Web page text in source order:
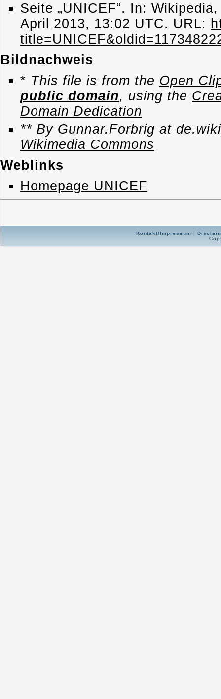
Seite „UNICEF“. In:
April 2013, 13:02 UTC. URL:
Bildnachweis
* This file is from the Open
public domain, using the
Domain Dedication
** By Gunnar.Forbrig at
Wikimedia Commons
Weblinks
Homepage UNICEF
Kontakt/Impressum |